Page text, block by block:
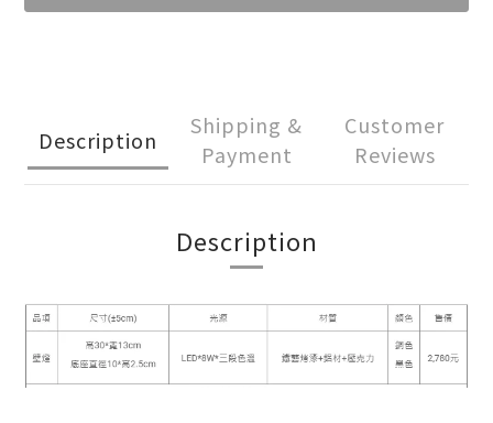
Description
Shipping &
Payment
Customer
Reviews
Description